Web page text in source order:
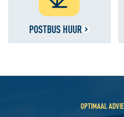
POSTBUS HUUR
OPTIMAAL